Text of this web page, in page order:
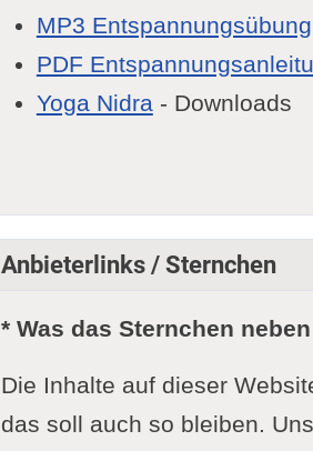
MP3 Entspannungsübung
PDF
Yoga Nidra- Downloads
Anbieterlinks / Sternchen
* Was das Sternchen
Die Inhalte auf dieser
das soll auch so bleiben.